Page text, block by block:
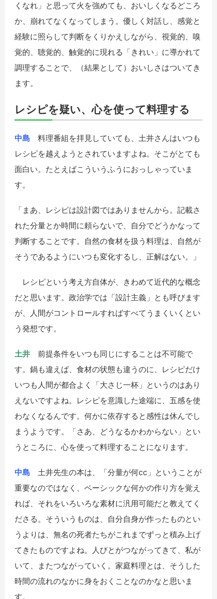
くなれ」と思って火を強めても、おいしくなるどころ
か、崩れてなくなってしまう。優しく対話し、感覚と
経験に照らして判断をくりかえしながら、視覚的、嗅
覚的、聴覚的、触覚的に現れる「きれい」に導かれて
調理することで、（結果として）おいしさはついてき
ます。
レシピを疑い、心を使って料理する
中島 料理番組を拝見していても、土井さんはいつも
レシピを越えようとされていますよね。そこがとても
面白い。たとえばこういうふうにおっしゃっていま
す。
「まあ、レシピは設計図ではありませんから。記載さ
れた分量とか時間に頼らないで、自分でどうかなって
判断することです。自然の食材を扱う料理は、自然が
そうであるようにいつも変化するし、正解はない。」
レシピという考え方自体が、きわめて近代的な概念
だと思います。政治学では「設計主義」とも呼びます
が、人間がコントロールすればすべてうまくいくとい
う発想です。
土井 前提条件をいつも同じにすることは不可能で
す。鍋も違えば、食材の状態も違うのに、レシピだけ
いつも人間が都合よく「大さじ一杯」というのはあり
えないですよね。レシピを意識した途端に、五感を使
わなくなるんです。何かに依存すると感性は休んでし
まうようです。「さあ、どうなるかわからない」とい
うところに、心を使って料理することになります。
中島 土井先生の本は、「分量が何cc」ということが
重要なのではなく、ベーシックな何かの作り方を覚え
れば、それをいろいろな素材に汎用可能だと教えてく
ださる。そういうものは、自分自身が作ったものとい
うよりは、無名の死者たちがこれまでずっと積み上げ
てきたものですよね。人びとがつながってきて、私が
いて、またつながっていく。家庭料理とは、そうした
時間の流れのなかに身をおくことなのかなと思いま
す。